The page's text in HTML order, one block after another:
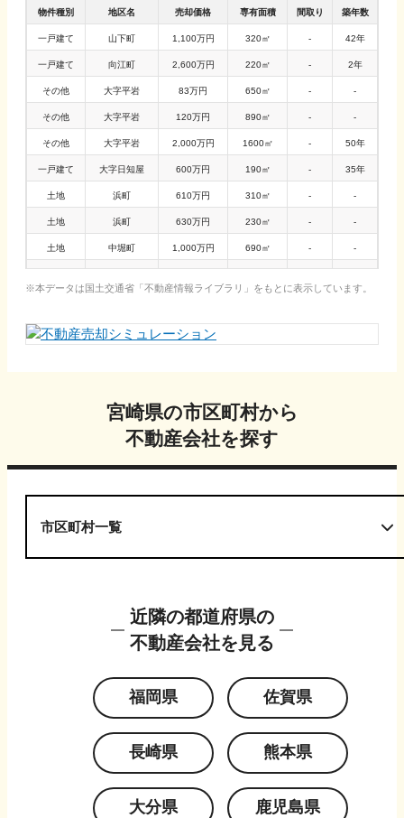
物件種別 地区名 売却価格 専有面積 間取り 築年数
一戸建て 山下町 1,100万円 320㎡ - 42年
一戸建て 向江町 2,600万円 220㎡ - 2年
その他 大字平岩 83万円 650㎡ - -
その他 大字平岩 120万円 890㎡ - -
その他 大字平岩 2,000万円 1600㎡ - 50年
一戸建て 大字日知屋 600万円 190㎡ - 35年
土地 浜町 610万円 310㎡ - -
土地 浜町 630万円 230㎡ - -
土地 中堀町 1,000万円 690㎡ - -
本データは国土交通省「不動産情報ライブラリ 」をもとに表示しています。
宮崎県の市区町村から
不動産会社を探す
市区町村一覧
近隣の都道府県の
不動産会社を見る
福岡県 佐賀県
長崎県 熊本県
大分県 鹿児島県